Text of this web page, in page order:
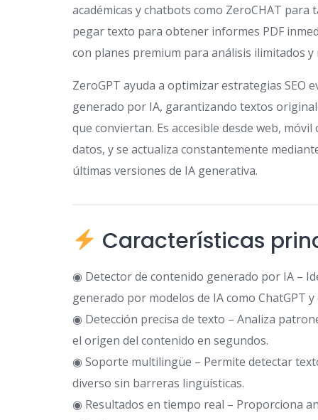
académicas y chatbots como ZeroCHAT
pegar texto para obtener informes PDF
con planes premium para análisis ilimitados y
ZeroGPT ayuda a optimizar estrategias SEO
generado por IA, garantizando textos
que conviertan. Es accesible desde web,
datos, y se actualiza constantemente
últimas versiones de IA generativa.
Características
◉ Detector de contenido generado por IA –
generado por modelos de IA como ChatGPT
◉ Detección precisa de texto – Analiza
el origen del contenido en segundos.
◉ Soporte multilingüe – Permite detectar
diverso sin barreras lingüísticas.
◉ Resultados en tiempo real – Proporciona